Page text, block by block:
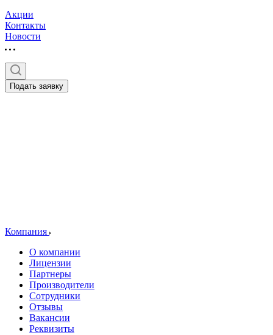
Акции
Контакты
Новости
Подать заявку
Компания
О компании
Лицензии
Партнеры
Производители
Сотрудники
Отзывы
Вакансии
Реквизиты